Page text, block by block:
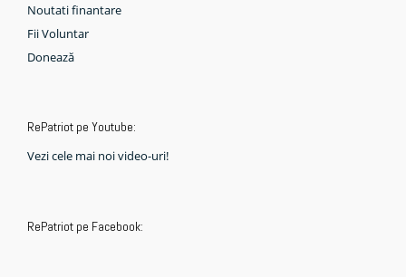
Noutati finantare
Fii Voluntar
Donează
RePatriot pe Youtube:
Vezi cele mai noi video-uri!
RePatriot pe Facebook: